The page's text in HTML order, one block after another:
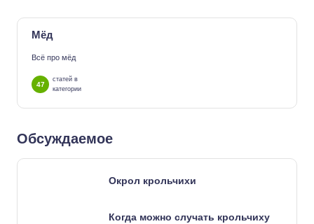
Мёд
Всё про мёд
47
статей в
категории
Обсуждаемое
Окрол крольчихи
Когда можно случать крольчиху